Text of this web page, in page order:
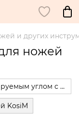
и других
ножей
Точилка для ножей KosiM с регулируемым углом с магнитами
KosiM